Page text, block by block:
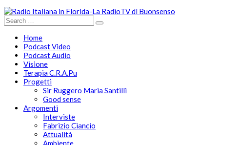
Home
Podcast Video
Podcast Audio
Visione
Terapia C.R.A.Pu
Progetti
Sir Ruggero Maria Santilli
Good sense
Argomenti
Interviste
Fabrizio Ciancio
Attualità
Ambiente